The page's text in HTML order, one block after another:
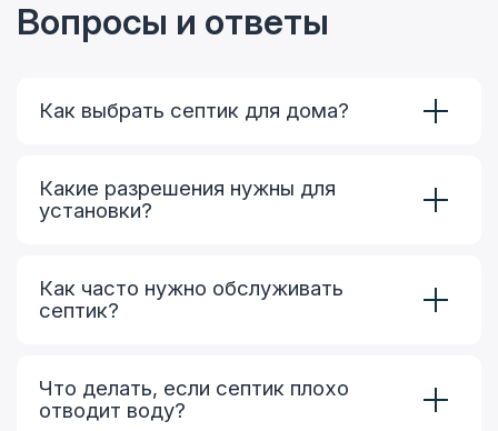
Вопросы и ответы
Как выбрать септик для дома?
Какие разрешения нужны для
установки?
Как часто нужно обслуживать
септик?
Что делать, если септик плохо
отводит воду?